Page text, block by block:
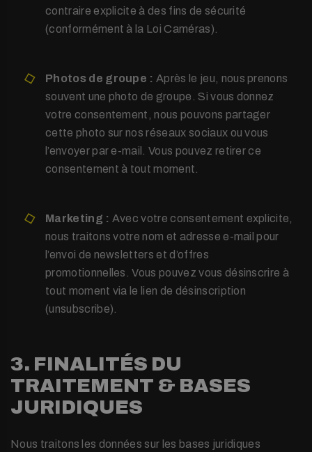
contraire explicite à des fins de sécurité
(conformément à la Loi Caméras).
Photos de groupe : Après le jeu, nous prenons
souvent une photo de groupe. Si vous donnez
votre consentement, nous pouvons partager
cette photo sur nos réseaux sociaux ou vous
l’envoyer par e-mail. Vous pouvez retirer ce
consentement à tout moment.
Marketing : Avec votre consentement explicite,
nous traitons votre nom et adresse e-mail pour
l’envoi de newsletters et d’offres
promotionnelles. Vous pouvez vous désinscrire à
tout moment via le lien de désinscription
(unsubscribe).
3. FINALITÉS DU
TRAITEMENT & BASES
JURIDIQUES
Nous traitons les données sur les bases juridiques